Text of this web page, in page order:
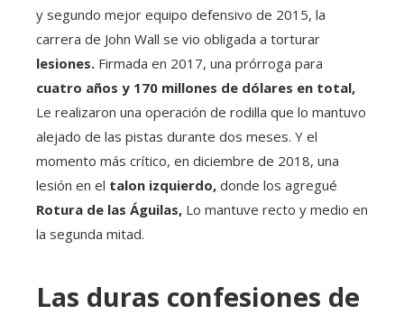
y segundo mejor equipo defensivo de 2015, la
carrera de John Wall se vio obligada a torturar
lesiones. Firmada en 2017, una prórroga para
cuatro años y 170 millones de dólares en total,
Le realizaron una operación de rodilla que lo mantuvo
alejado de las pistas durante dos meses. Y el
momento más crítico, en diciembre de 2018, una
lesión en el talon izquierdo, donde los agregué
Rotura de las Águilas, Lo mantuve recto y medio en
la segunda mitad.
Las duras confesiones de